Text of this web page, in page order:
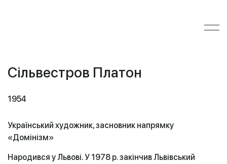
Сільвестров Платон
1954
Український художник, засновник напрямку
«Домінізм»
Народився у Львові. У 1978 р. закінчив Львівський